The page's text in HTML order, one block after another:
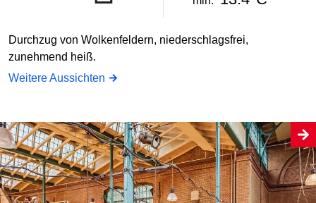
Durchzug von Wolkenfeldern, niederschlagsfrei,
zunehmend heiß.
Weitere Aussichten